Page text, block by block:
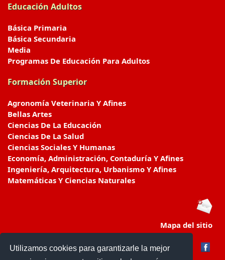
Utilizamos cookies para garantizarle la mejor
Educación Adultos
Básica Primaria
Básica Secundaria
Media
Programas De Educación Para Adultos
Formación Superior
Agronomía Veterinaria Y Afines
Bellas Artes
Ciencias De La Educación
Ciencias De La Salud
Ciencias Sociales Y Humanas
Economía, Administración, Contaduría Y Afines
Ingeniería, Arquitectura, Urbanismo Y Afines
Matemáticas Y Ciencias Naturales
Mapa del sitio